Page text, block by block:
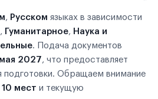
, Русском языках в зависимости
, Гуманитарное, Наука и
. Подача документов
2027, что предоставляет
подготовки. Обращаем внимание
10 мест и текущую